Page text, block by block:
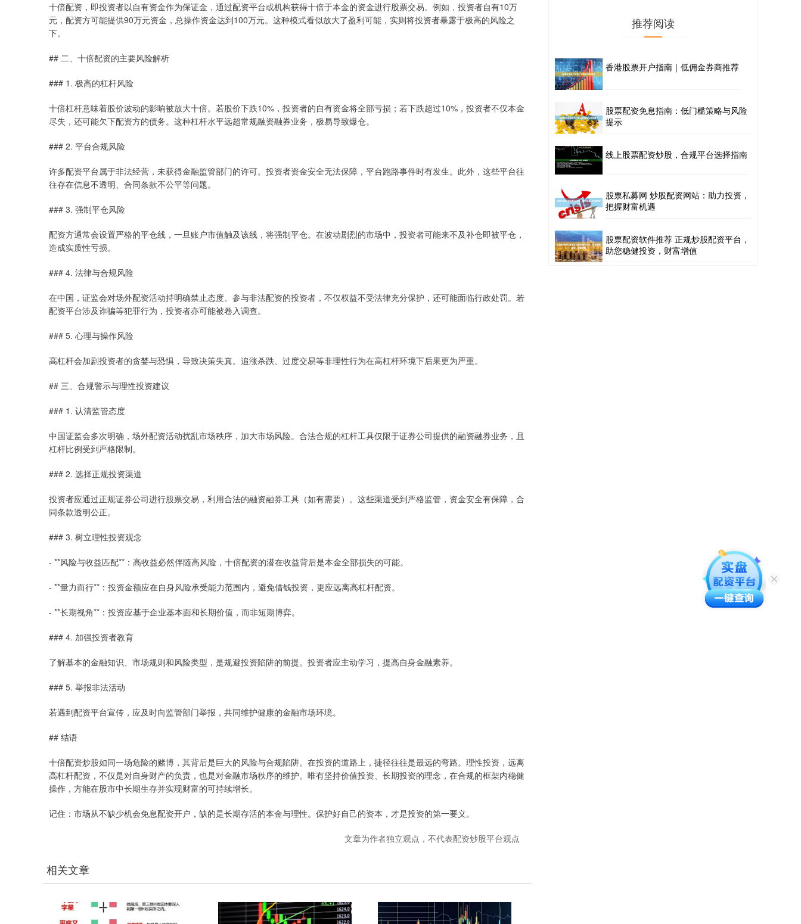
十倍配资，即投资者以自有资金作为保证金，通过配资平台或机构获得十倍于本金的资金进行股票交易。例如，投资者自有10万
元，配资方可能提供90万元资金，总操作资金达到100万元。这种模式看似放大了盈利可能，实则将投资者暴露于极高的风险之
下。
## 二、十倍配资的主要风险解析
### 1. 极高的杠杆风险
十倍杠杆意味着股价波动的影响被放大十倍。若股价下跌10%，投资者的自有资金将全部亏损；若下跌超过10%，投资者不仅本金
尽失，还可能欠下配资方的债务。这种杠杆水平远超常规融资融券业务，极易导致爆仓。
### 2. 平台合规风险
许多配资平台属于非法经营，未获得金融监管部门的许可。投资者资金安全无法保障，平台跑路事件时有发生。此外，这些平台往
往存在信息不透明、合同条款不公平等问题。
### 3. 强制平仓风险
配资方通常会设置严格的平仓线，一旦账户市值触及该线，将强制平仓。在波动剧烈的市场中，投资者可能来不及补仓即被平仓，
造成实质性亏损。
### 4. 法律与合规风险
在中国，证监会对场外配资活动持明确禁止态度。参与非法配资的投资者，不仅权益不受法律充分保护，还可能面临行政处罚。若
配资平台涉及诈骗等犯罪行为，投资者亦可能被卷入调查。
### 5. 心理与操作风险
高杠杆会加剧投资者的贪婪与恐惧，导致决策失真。追涨杀跌、过度交易等非理性行为在高杠杆环境下后果更为严重。
## 三、合规警示与理性投资建议
### 1. 认清监管态度
中国证监会多次明确，场外配资活动扰乱市场秩序，加大市场风险。合法合规的杠杆工具仅限于证券公司提供的融资融券业务，且
杠杆比例受到严格限制。
### 2. 选择正规投资渠道
投资者应通过正规证券公司进行股票交易，利用合法的融资融券工具（如有需要）。这些渠道受到严格监管，资金安全有保障，合
同条款透明公正。
### 3. 树立理性投资观念
- **风险与收益匹配**：高收益必然伴随高风险，十倍配资的潜在收益背后是本金全部损失的可能。
- **量力而行**：投资金额应在自身风险承受能力范围内，避免借钱投资，更应远离高杠杆配资。
- **长期视角**：投资应基于企业基本面和长期价值，而非短期博弈。
### 4. 加强投资者教育
了解基本的金融知识、市场规则和风险类型，是规避投资陷阱的前提。投资者应主动学习，提高自身金融素养。
### 5. 举报非法活动
若遇到配资平台宣传，应及时向监管部门举报，共同维护健康的金融市场环境。
## 结语
十倍配资炒股如同一场危险的赌博，其背后是巨大的风险与合规陷阱。在投资的道路上，捷径往往是最远的弯路。理性投资，远离
高杠杆配资，不仅是对自身财产的负责，也是对金融市场秩序的维护。唯有坚持价值投资、长期投资的理念，在合规的框架内稳健
操作，方能在股市中长期生存并实现财富的可持续增长。
记住：市场从不缺少机会免息配资开户，缺的是长期存活的本金与理性。保护好自己的资本，才是投资的第一要义。
文章为作者独立观点，不代表配资炒股平台观点
相关文章
推荐阅读
香港股票开户指南｜低佣金券商推荐
股票配资免息指南：低门槛策略与风险
提示
线上股票配资炒股，合规平台选择指南
股票私募网 炒股配资网站：助力投资，
把握财富机遇
股票配资软件推荐 正规炒股配资平台，
助您稳健投资，财富增值